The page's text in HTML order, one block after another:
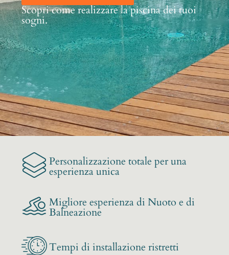
Scopri come realizzare la piscina dei tuoi
sogni.
Personalizzazione totale per una
esperienza unica
Migliore esperienza di Nuoto e di
Balneazione
Tempi di installazione ristretti